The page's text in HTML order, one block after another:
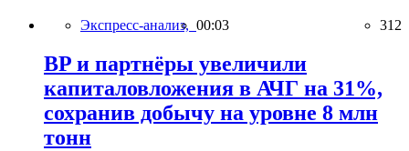
Экспресс-анализ, 00:03 312
BP и партнёры увеличили
капиталовложения в АЧГ на 31%,
сохранив добычу на уровне 8 млн
тонн